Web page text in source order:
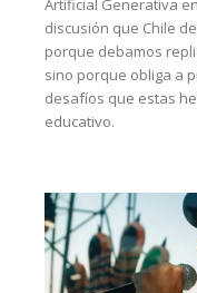
Artificial Generativa
discusión que Chile
porque debamos
sino porque obliga a
desafíos que estas
educativo.